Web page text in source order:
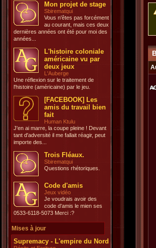
Mon projet de stage
Sbirematqui
Vous n'êtes pas forcément
au courant, mais ces deux
dernières années ont été pour moi des
années...
L'histoire coloniale
américaine vu par
deux jeux
L'Auberge
Une réflexion sur le traitement de
l'histoire (américaine) par le jeu.
[FACEBOOK] Les
amis du travail bien
fait
Human Ktulu
J'en ai marre, la coupe pleine ! Devant
tant d'adversité il me fallait réagir, peut
importe des...
Trois Fléaux.
Sbirematqui
Questions rhétoriques.
Code d'amis
Jeux vidéo
Je voudrais avoir des
code d'amis le mien ses
0533-6118-5073 Merci :?
Mises à jour
Supremacy - L'empire du Nord